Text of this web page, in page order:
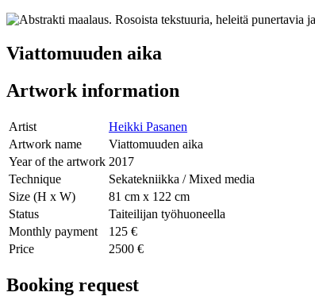
Viattomuuden aika
Artwork information
Artist
Heikki Pasanen
Artwork name
Viattomuuden aika
Year of the artwork 2017
Technique
Sekatekniikka / Mixed media
Size (H x W)
81 cm x 122 cm
Status
Taiteilijan työhuoneella
Monthly payment
125 €
Price
2500 €
Booking request